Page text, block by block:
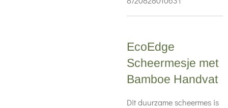
EcoEdge
Scheermesje met
Bamboe Handvat
Dit duurzame scheermes is